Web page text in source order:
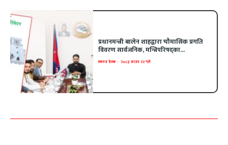
प्रधानमन्त्री बालेन शाहद्वारा चौमासिक प्रगति
विवरण सार्वजनिक, मन्त्रिपरिषद्का...
एकपत्र डेस्क - २०८३ साउन २२ गते